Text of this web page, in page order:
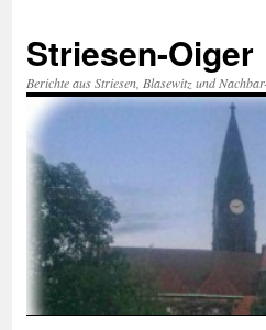
springen
Striesen-Oiger
Berichte aus Striesen, Blasewitz und